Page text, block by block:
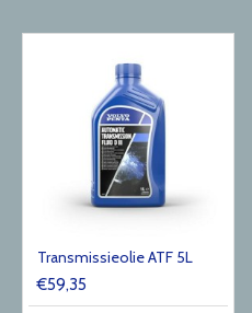
Transmissieolie ATF 5L
€59,35